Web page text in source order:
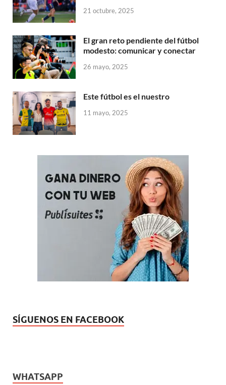
21 octubre, 2025
El gran reto pendiente del fútbol
modesto: comunicar y conectar
26 mayo, 2025
Este fútbol es el nuestro
11 mayo, 2025
SÍGUENOS EN FACEBOOK
WHATSAPP